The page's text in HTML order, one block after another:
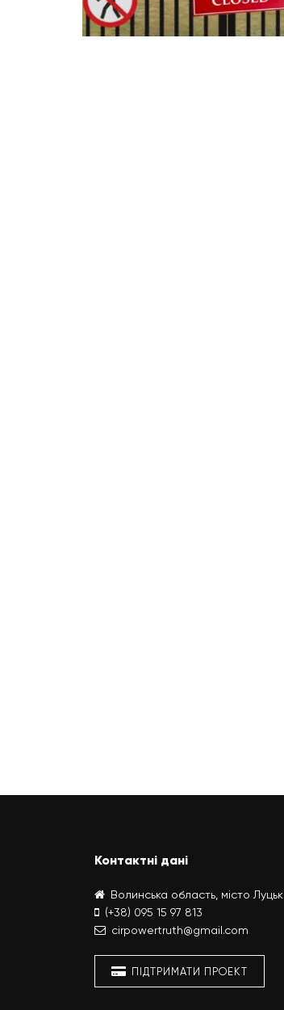
Контактні дані
Волинська область, місто Луцьк
(+38) 095 15 97 813
cirpowertruth@gmail.com
ПІДТРИМАТИ ПРОЕКТ